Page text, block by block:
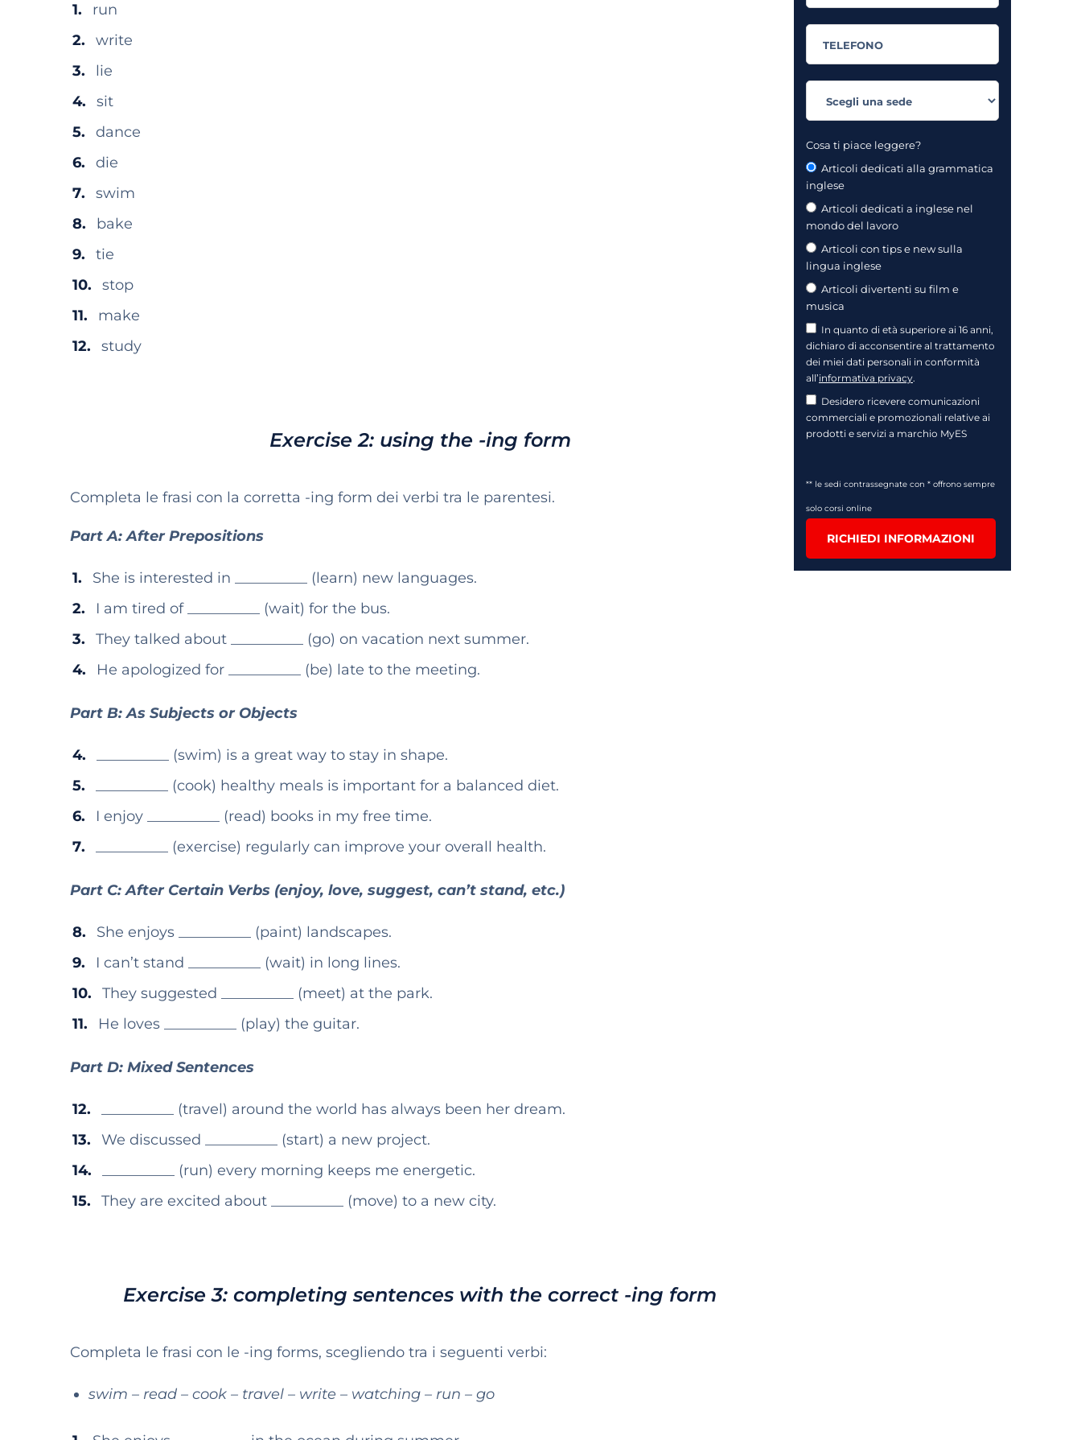
run
write
lie
sit
dance
die
swim
bake
tie
stop
make
study
Exercise 2: using the -ing form
Completa le frasi con la corretta -ing form dei verbi tra le parentesi.
Part A: After Prepositions
She is interested in __________ (learn) new languages.
I am tired of __________ (wait) for the bus.
They talked about __________ (go) on vacation next summer.
He apologized for __________ (be) late to the meeting.
Part B: As Subjects or Objects
__________ (swim) is a great way to stay in shape.
__________ (cook) healthy meals is important for a balanced diet.
I enjoy __________ (read) books in my free time.
__________ (exercise) regularly can improve your overall health.
Part C: After Certain Verbs (enjoy, love, suggest, can’t stand, etc.)
She enjoys __________ (paint) landscapes.
I can’t stand __________ (wait) in long lines.
They suggested __________ (meet) at the park.
He loves __________ (play) the guitar.
Part D: Mixed Sentences
__________ (travel) around the world has always been her dream.
We discussed __________ (start) a new project.
__________ (run) every morning keeps me energetic.
They are excited about __________ (move) to a new city.
Exercise 3: completing sentences with the correct -ing form
Completa le frasi con le -ing forms, scegliendo tra i seguenti verbi:
swim – read – cook – travel – write – watching – run – go
Cosa ti piace leggere?
Articoli dedicati alla grammatica
inglese
Articoli dedicati a inglese nel
mondo del lavoro
Articoli con tips e new sulla
lingua inglese
Articoli divertenti su film e
musica
In quanto di età superiore ai 16 anni,
dichiaro di acconsentire al trattamento
dei miei dati personali in conformità
all’informativa privacy.
Desidero ricevere comunicazioni
commerciali e promozionali relative ai
prodotti e servizi a marchio MyES
** le sedi contrassegnate con * offrono sempre
solo corsi online
RICHIEDI INFORMAZIONI